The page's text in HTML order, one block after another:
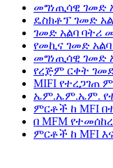
መግነጢሳዊ ገመድ
ዴስክቶፕ ገመድ
ገመድ አልባ ባትሪ
የመኪና ገመድ
መግነጢሳዊ ገመድ
የረጅም ርቀት
MIFI የተረጋገጠ
ኤም.ኤም.ኤም.
ምርቶች ከ MFI
በ MFM
ምርቶች ከ MFI